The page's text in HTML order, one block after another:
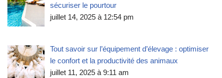
sécuriser le pourtour
juillet 14, 2025 à 12:54 pm
Tout savoir sur l’équipement d’élevage : optimiser
le confort et la productivité des animaux
juillet 11, 2025 à 9:11 am